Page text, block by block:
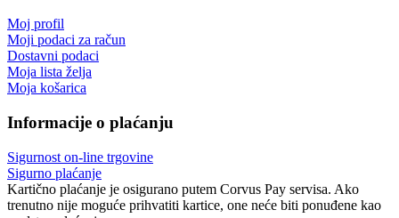
Moj profil
Moji podaci za račun
Dostavni podaci
Moja lista želja
Moja košarica
Informacije o plaćanju
Sigurnost on-line trgovine
Sigurno plaćanje
Kartično plaćanje je osigurano putem Corvus Pay servisa. Ako
trenutno nije moguće prihvatiti kartice, one neće biti ponuđene kao